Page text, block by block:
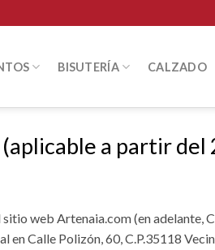
BISUTERÍA CALZADO
a partir
web Artenaia.com (en adelante,
Calle Polizón, 60, C.P.35118